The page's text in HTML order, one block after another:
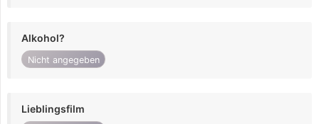
Alkohol?
Nicht angegeben
Lieblingsfilm